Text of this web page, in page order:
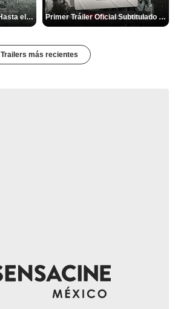
Primer Tráiler Oficial de 'Hasta el fin del mundo' Primer Tráiler Oficial Subtitulado de 'Una última aventura: Detrás de cámaras de Stranger Things 5'
Trailers más recientes